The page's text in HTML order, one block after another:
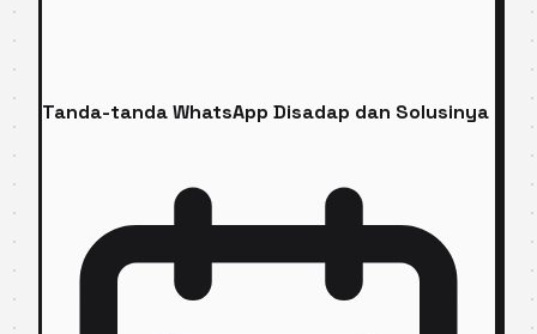
Tanda-tanda WhatsApp Disadap dan Solusinya